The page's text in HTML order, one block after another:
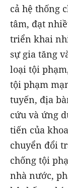
cả hệ thống
tâm, đạt
triển khai
sự gia tăng
loại tội
tội phạm
tuyến, địa
cứu và ứng
tiến của
chuyển đổi
chống tội
nhà nước,